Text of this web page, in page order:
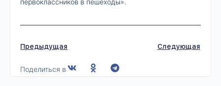
первоклассников в пешеходы».
Предыдущая Следующая
Поделиться в